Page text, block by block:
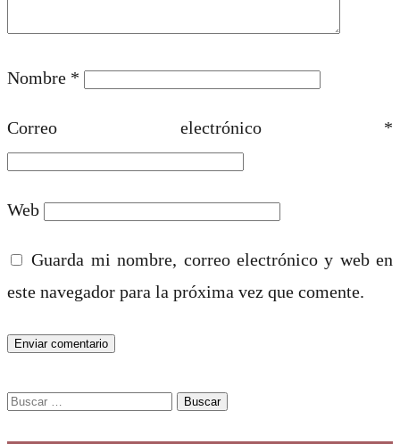
Nombre *
Correo electrónico *
Web
Guarda mi nombre, correo electrónico y web en
este navegador para la próxima vez que comente.
Buscar: